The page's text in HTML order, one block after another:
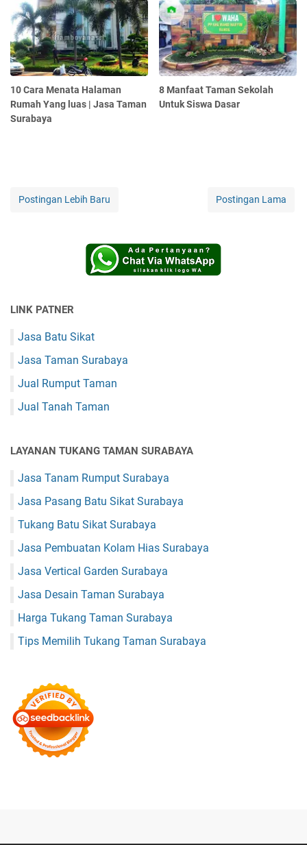
10 Cara Menata Halaman
Rumah Yang luas | Jasa Taman
Surabaya
8 Manfaat Taman Sekolah
Untuk Siswa Dasar
Postingan Lebih Baru Postingan Lama
LINK PATNER
Jasa Batu Sikat
Jasa Taman Surabaya
Jual Rumput Taman
Jual Tanah Taman
LAYANAN TUKANG TAMAN SURABAYA
Jasa Tanam Rumput Surabaya
Jasa Pasang Batu Sikat Surabaya
Tukang Batu Sikat Surabaya
Jasa Pembuatan Kolam Hias Surabaya
Jasa Vertical Garden Surabaya
Jasa Desain Taman Surabaya
Harga Tukang Taman Surabaya
Tips Memilih Tukang Taman Surabaya